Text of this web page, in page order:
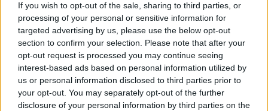
If you wish to opt-out of the sale, sharing to third parties, or
processing of your personal or sensitive information for
targeted advertising by us, please use the below opt-out
section to confirm your selection. Please note that after your
opt-out request is processed you may continue seeing
interest-based ads based on personal information utilized by
us or personal information disclosed to third parties prior to
your opt-out. You may separately opt-out of the further
disclosure of your personal information by third parties on the
επιχειρήσεων, αλλά και διευκολύνοντας τους
νέους που θέλουν να εργασθούν σε δράσεις
που σχετίζονται με την προστασία του
περιβάλλοντος και την κλιματική αλλαγή να
αποκτήσουν πολύτιμη επαγγελματική εμπειρία.
Συνεχίζουμε την προσπάθεια για ενίσχυση της
απασχόλησης σε όλη τη χώρα, στην πράξη, με